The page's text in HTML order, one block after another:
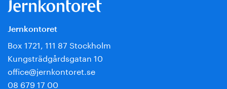
Jernkontoret
Box 1721, 111 87 Stockholm
Kungsträdgårdsgatan 10
office@jernkontoret.se
08 679 17 00